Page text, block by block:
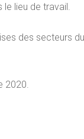
lieu de travail.
des secteurs
2020.